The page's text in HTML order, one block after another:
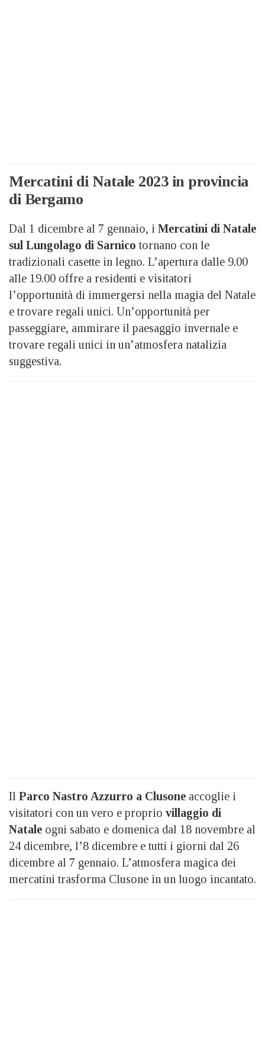
Mercatini di Natale 2023 in provincia
di Bergamo
Dal 1 dicembre al 7 gennaio, i Mercatini di Natale
sul Lungolago di Sarnico tornano con le
tradizionali casette in legno. L’apertura dalle 9.00
alle 19.00 offre a residenti e visitatori
l’opportunità di immergersi nella magia del Natale
e trovare regali unici. Un’opportunità per
passeggiare, ammirare il paesaggio invernale e
trovare regali unici in un’atmosfera natalizia
suggestiva.
Il Parco Nastro Azzurro a Clusone accoglie i
visitatori con un vero e proprio villaggio di
Natale ogni sabato e domenica dal 18 novembre al
24 dicembre, l’8 dicembre e tutti i giorni dal 26
dicembre al 7 gennaio. L’atmosfera magica dei
mercatini trasforma Clusone in un luogo incantato.